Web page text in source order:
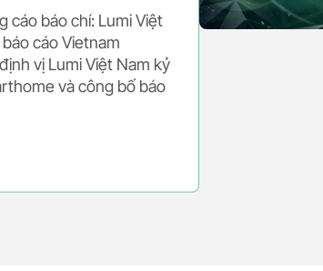
cáo báo chí: Lumi Việt
cáo Vietnam
vị Lumi Việt Nam kỷ
và công bố báo